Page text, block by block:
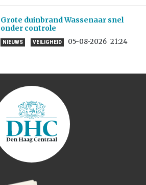
Grote duinbrand Wassenaar snel
onder controle
NIEUWS VEILIGHEID 05-08-2026 21:24